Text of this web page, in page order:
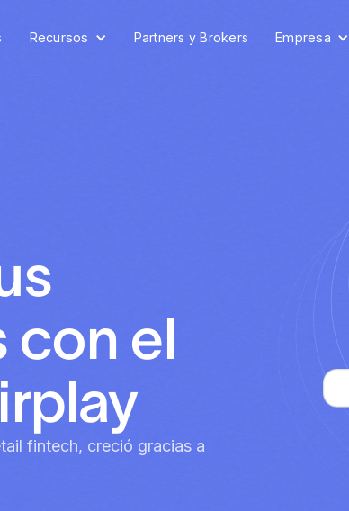
Recursos Partners y Brokers Empresa
con el
fintech, creció gracias a